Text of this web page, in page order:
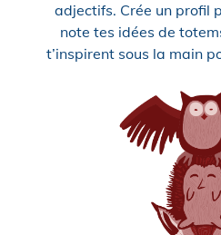
adjectifs. Crée un profil
note tes idées de
t’inspirent sous la main